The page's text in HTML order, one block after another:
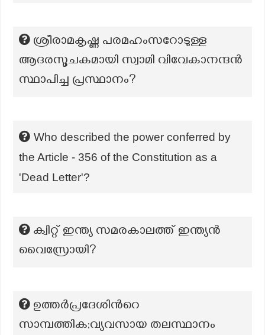
ശ്രീരാമകൃഷ്ണ പരമഹംസറോടുള്ള
ആദരസൂചകമായി സ്വാമി വിവേകാനന്ദൻ
സ്ഥാപിച്ച പ്രസ്ഥാനം?
Who described the power conferred by
the Article - 356 of the Constitution as a
'Dead Letter'?
ക്വിറ്റ് ഇന്ത്യ സമരകാലത്ത് ഇന്ത്യൻ
വൈസ്രോയി?
ഉത്തർപ്രദേശിന്‍റെ
സാമ്പത്തിക;വ്യവസായ തലസ്ഥാനം